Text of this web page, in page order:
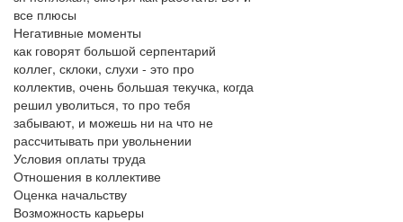
все плюсы
Негативные моменты
как говорят большой серпентарий
коллег, склоки, слухи - это про
коллектив, очень большая текучка, когда
решил уволиться, то про тебя
забывают, и можешь ни на что не
рассчитывать при увольнении
Условия оплаты труда
Отношения в коллективе
Оценка начальству
Возможность карьеры